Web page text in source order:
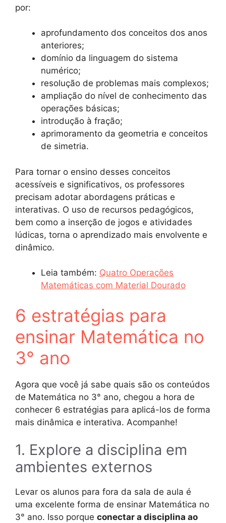
por:
aprofundamento dos conceitos dos anos
anteriores;
domínio da linguagem do sistema
numérico;
resolução de problemas mais complexos;
ampliação do nível de conhecimento das
operações básicas;
introdução à fração;
aprimoramento da geometria e conceitos
de simetria.
Para tornar o ensino desses conceitos
acessíveis e significativos, os professores
precisam adotar abordagens práticas e
interativas. O uso de recursos pedagógicos,
bem como a inserção de jogos e atividades
lúdicas, torna o aprendizado mais envolvente e
dinâmico.
Leia também: Quatro Operações
Matemáticas com Material Dourado
6 estratégias para
ensinar Matemática no
3° ano
Agora que você já sabe quais são os conteúdos
de Matemática no 3° ano, chegou a hora de
conhecer 6 estratégias para aplicá-los de forma
mais dinâmica e interativa. Acompanhe!
1. Explore a disciplina em
ambientes externos
Levar os alunos para fora da sala de aula é
uma excelente forma de ensinar Matemática no
3° ano. Isso porque conectar a disciplina ao